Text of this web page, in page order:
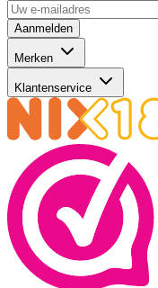
Aanmelden
Merken
Klantenservice